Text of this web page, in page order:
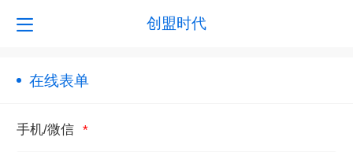
创盟时代
在线表单
手机/微信